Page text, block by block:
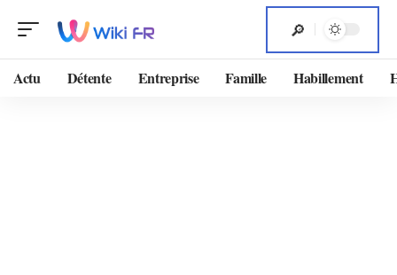
Actu Détente Entreprise Famille Habillement